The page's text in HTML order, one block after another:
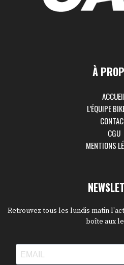
À
L’ÉQUIPE
CGU
MENTIONS
Retrouvez tous les lundis matin
boîte aux